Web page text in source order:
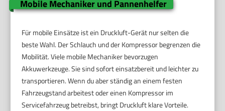
Mobile Mechaniker und Pannenhelfer
Für mobile Einsätze ist ein Druckluft-Gerät nur selten die
beste Wahl. Der Schlauch und der Kompressor begrenzen die
Mobilität. Viele mobile Mechaniker bevorzugen
Akkuwerkzeuge. Sie sind sofort einsatzbereit und leichter zu
transportieren. Wenn du aber ständig an einem festen
Fahrzeugstand arbeitest oder einen Kompressor im
Servicefahrzeug betreibst, bringt Druckluft klare Vorteile.